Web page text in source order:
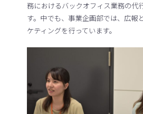
務におけるバックオフィス業務の代
す。中でも、事業企画部では、広報
ケティングを行っています。